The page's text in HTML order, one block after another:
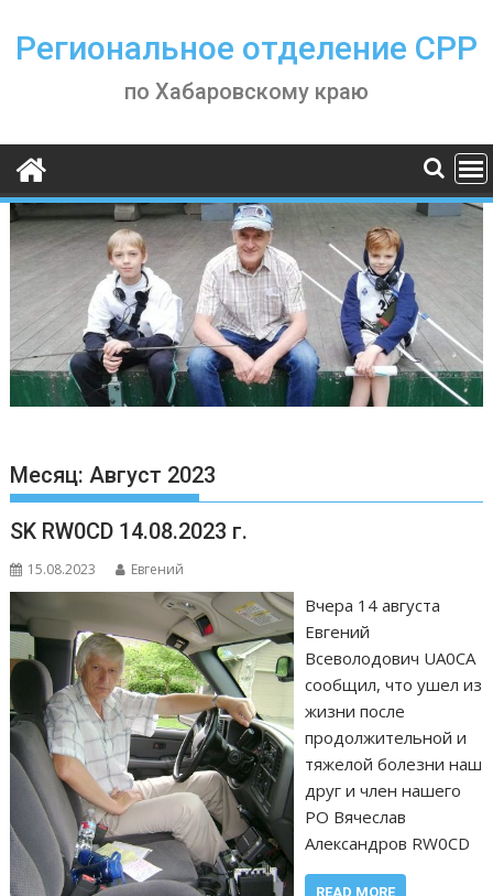
content
Региональное отделение СРР
по Хабаровскому краю
Месяц:Август 2023
SK RW0CD 14.08.2023 г.
15.08.2023 Евгений
Вчера 14 августа
Евгений
Всеволодович UA0CA
сообщил, что ушел из
жизни после
продолжительной и
тяжелой болезни наш
друг и член нашего
РО Вячеслав
Александров RW0CD
READ MORE